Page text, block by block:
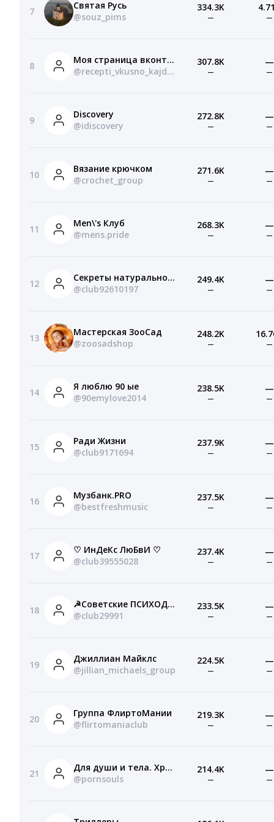
7
Святая Русь
@souz_pims
334.3K
— —
8
Моя страница вконтакте вход
@recepti_vkusno_kajdii_den
307.8K
—
—
—
9
Discovery
@idiscovery
272.8K
—
—
—
10
Вязание крючком
@crochet_group
271.6K
—
—
—
11
Men\'s Клуб
@mens.pride
268.3K
—
—
—
12
Секреты натуральной красоты! ladyadvice.ru
@club92610197
249.4K
—
—
—
13
Мастерская ЗооСад
@zoosadshop
248.2K
— —
14
Я люблю 90 ые
@90emylove2014
238.5K
—
—
—
15
Ради Жизни
@club9171694
237.9K
—
—
—
16
Музбанк.PRO
@bestfreshmusic
237.5K
—
—
—
17
♡ ИнДеКс ЛюБвИ ♡
@club39555028
237.4K
—
—
—
18
☭Советские ПСИХОДЕЛИЧЕСКИЕ мультики☭
@club29991
233.5K
—
—
—
19
Джиллиан Майклс
@jillian_michaels_group
224.5K
—
—
—
20
Группа ФлиртоМании
@flirtomaniaclub
219.3K
—
—
—
21
Для души и тела. Хранилище эротики и порно.Гифки
@pornsouls
214.4K
—
—
—